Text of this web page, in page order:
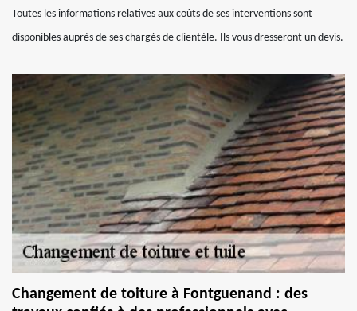
Toutes les informations relatives aux coûts de ses interventions sont
disponibles auprès de ses chargés de clientèle. Ils vous dresseront un devis.
Changement de toiture à Fontguenand : des